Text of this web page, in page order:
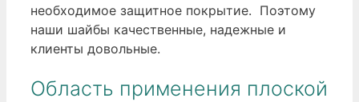
необходимое защитное покрытие. Поэтому
наши шайбы качественные, надежные и
клиенты довольные.
Область применения плоской